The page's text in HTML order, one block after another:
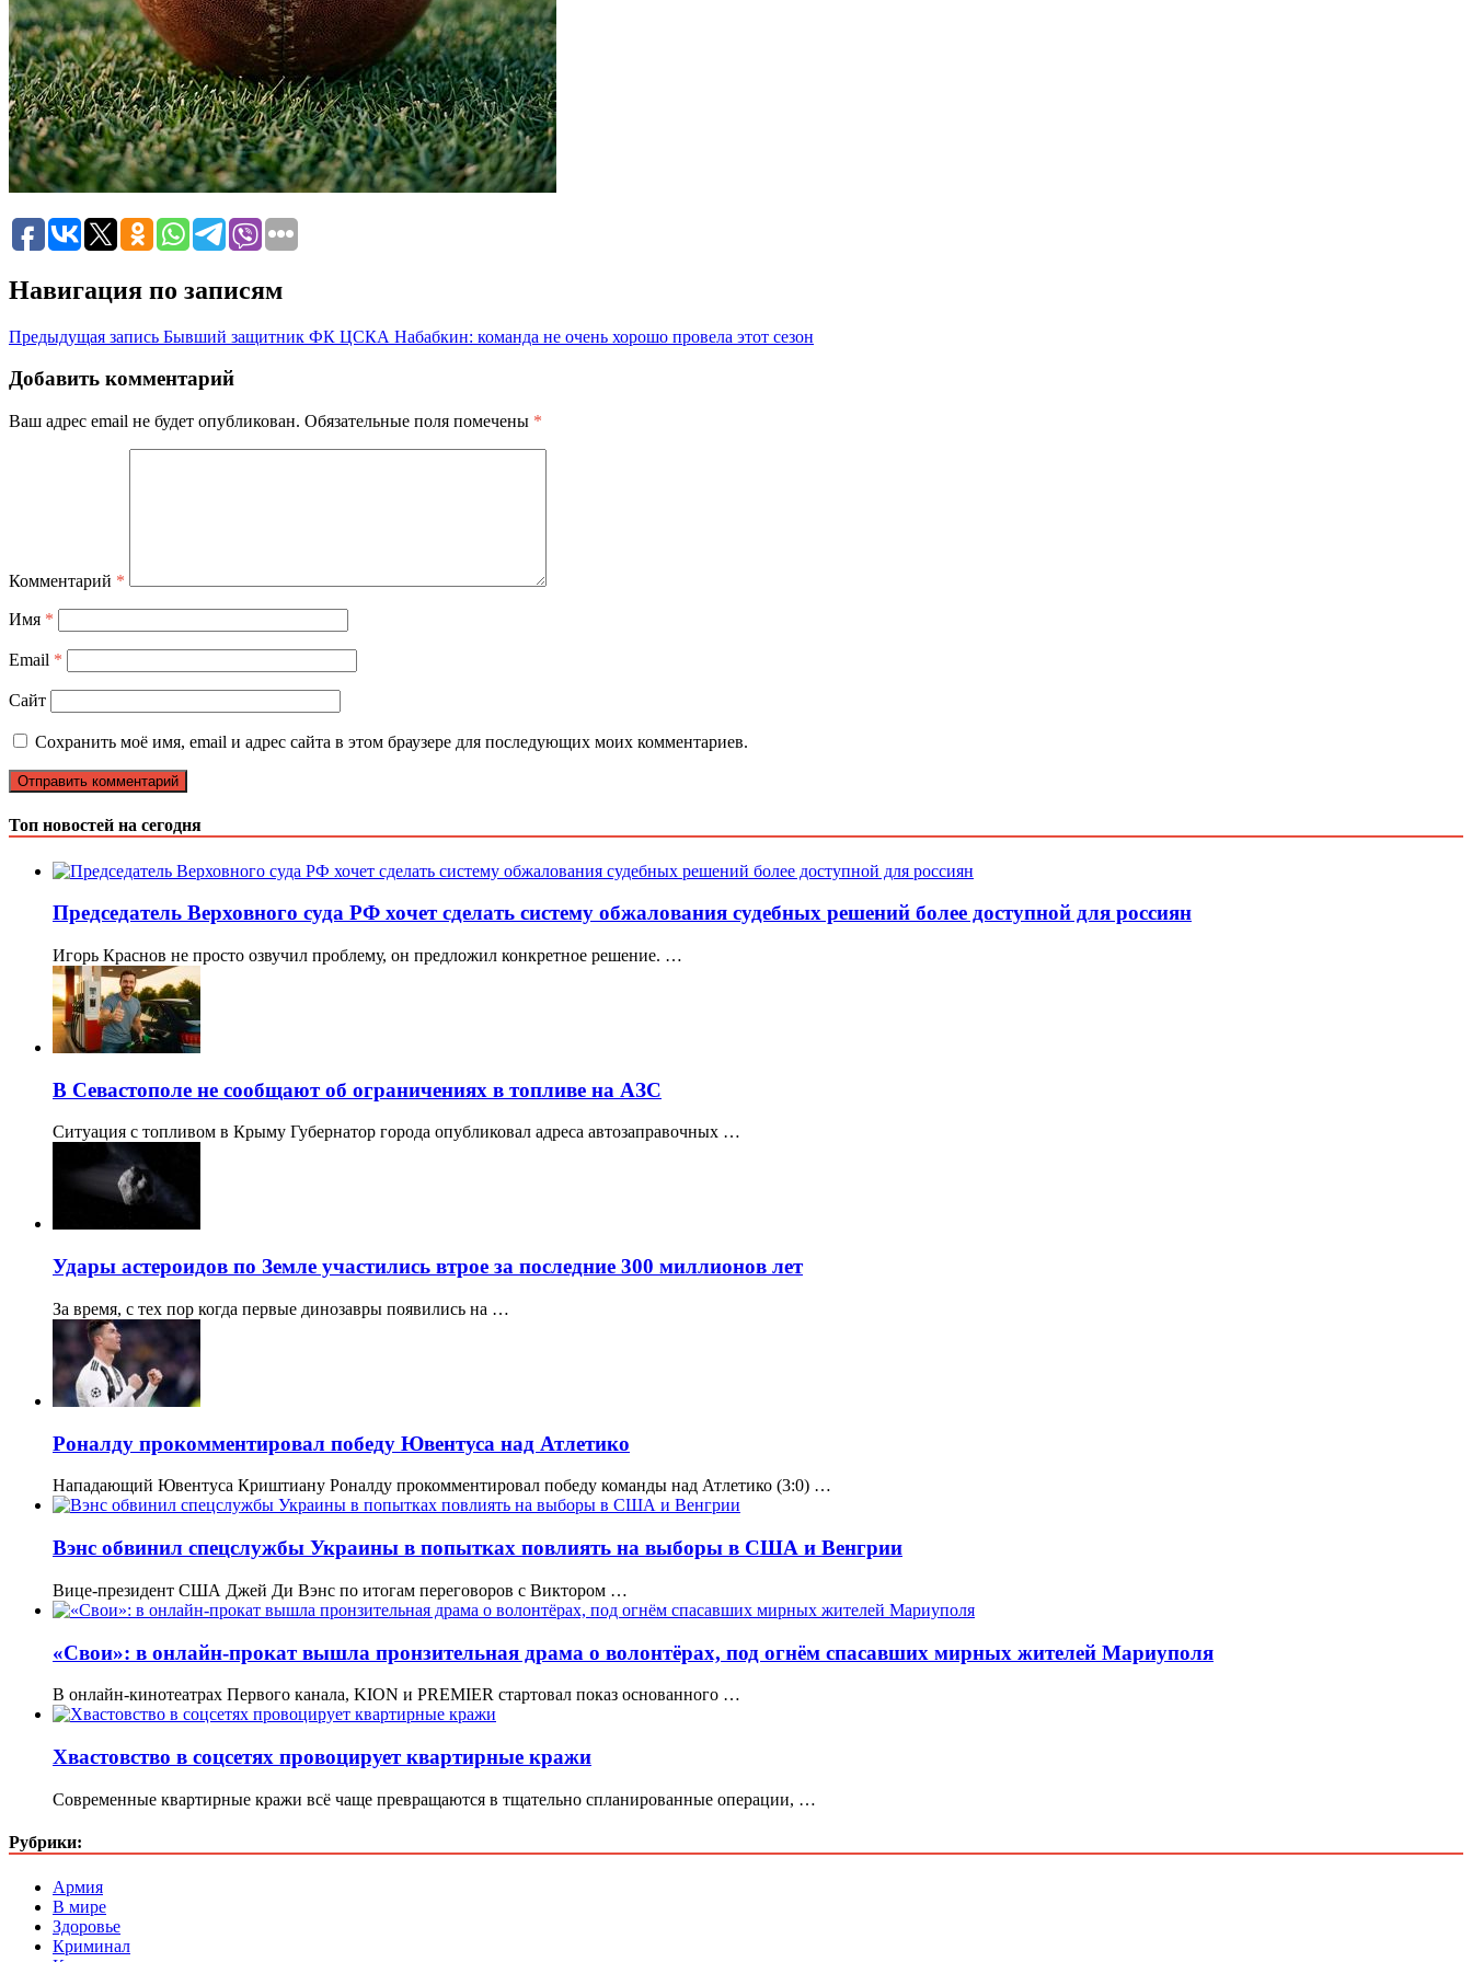
Навигация по записям
Предыдущая запись Бывший защитник ФК ЦСКА Набабкин: команда не очень хорошо провела этот сезон
Добавить комментарий
Ваш адрес email не будет опубликован. Обязательные поля помечены *
Комментарий *
Имя *
Email *
Сайт
Сохранить моё имя, email и адрес сайта в этом браузере для последующих моих комментариев.
Топ новостей на сегодня
Председатель Верховного суда РФ хочет сделать систему обжалования судебных решений более доступной для россиян
Игорь Краснов не просто озвучил проблему, он предложил конкретное решение. …
В Севастополе не сообщают об ограничениях в топливе на АЗС
Ситуация с топливом в Крыму Губернатор города опубликовал адреса автозаправочных …
Удары астероидов по Земле участились втрое за последние 300 миллионов лет
За время, с тех пор когда первые динозавры появились на …
Роналду прокомментировал победу Ювентуса над Атлетико
Нападающий Ювентуса Криштиану Роналду прокомментировал победу команды над Атлетико (3:0) …
Вэнс обвинил спецслужбы Украины в попытках повлиять на выборы в США и Венгрии
Вице-президент США Джей Ди Вэнс по итогам переговоров с Виктором …
«Свои»: в онлайн-прокат вышла пронзительная драма о волонтёрах, под огнём спасавших мирных жителей Мариуполя
В онлайн-кинотеатрах Первого канала, KION и PREMIER стартовал показ основанного …
Хвастовство в соцсетях провоцирует квартирные кражи
Современные квартирные кражи всё чаще превращаются в тщательно спланированные операции, …
Рубрики:
Армия
В мире
Здоровье
Криминал